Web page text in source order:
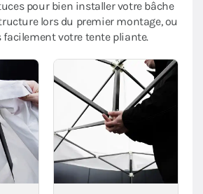
pour bien installer votre bâche
lors du premier montage, ou
facilement votre tente pliante.